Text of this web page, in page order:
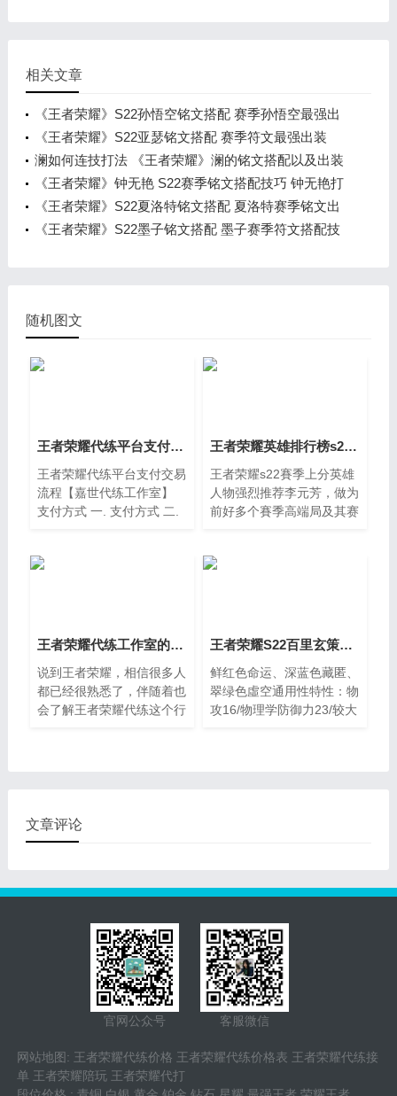
相关文章
《王者荣耀》S22孙悟空铭文搭配 赛季孙悟空最强出
装
《王者荣耀》S22亚瑟铭文搭配 赛季符文最强出装
澜如何连技打法 《王者荣耀》澜的铭文搭配以及出装
攻
《王者荣耀》钟无艳 S22赛季铭文搭配技巧 钟无艳打
法
《王者荣耀》S22夏洛特铭文搭配 夏洛特赛季铭文出
装技
《王者荣耀》S22墨子铭文搭配 墨子赛季符文搭配技
随机图文
王者荣耀代练平台支付交易流程【嘉世代练工作室】
王者荣耀代练平台支付交易
流程【嘉世代练工作室】
支付方式 一. 支付方式 二.
王者荣耀英雄排行榜s22 s22赛季上分英雄推荐
王者荣耀s22賽季上分英雄
人物强烈推荐李元芳，做为
前好多个賽季高端局及其赛
刻，由于传送阵的添加和主
逃走全是十分优异的，相互
可是缺陷则是入门难度系数
较高。
王者荣耀代练工作室的信誉度 哪家比较靠谱安全不封号
说到王者荣耀，相信很多人
都已经很熟悉了，伴随着也
会了解王者荣耀代练这个行
王者荣耀S22百里玄策铭文推荐 新赛季符文怎么搭配
鲜红色命运、深蓝色藏匿、
翠绿色虛空通用性特性：物
攻16/物理学防御力23/较大
文章评论
官网公众号 客服微信
网站地图 : 王者荣耀代练价格 王者荣耀代练价格表 王者荣耀代练接
单 王者荣耀陪玩 王者荣耀代打